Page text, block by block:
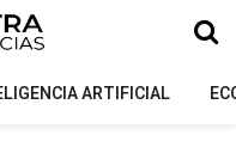
ARTIFICIAL